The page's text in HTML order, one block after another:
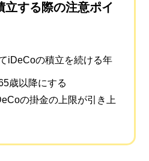
立する際の注意ポイ
iDeCoの積立を続ける年
歳以降にする
の掛金の上限が引き上